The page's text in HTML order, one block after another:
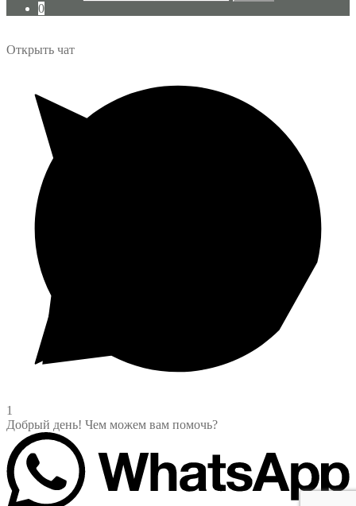
0
Открыть чат
1
Добрый день! Чем можем вам помочь?